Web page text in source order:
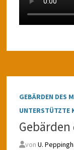
GEBÄRDEN DES
UNTERSTÜTZTE
von U.